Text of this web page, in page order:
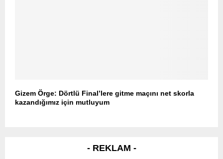
Gizem Örge: Dörtlü Final’lere gitme maçını net skorla
kazandığımız için mutluyum
- REKLAM -